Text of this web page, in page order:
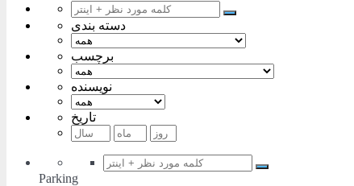
دسته بندی
برچسب
نویسنده
تاریخ
Parking